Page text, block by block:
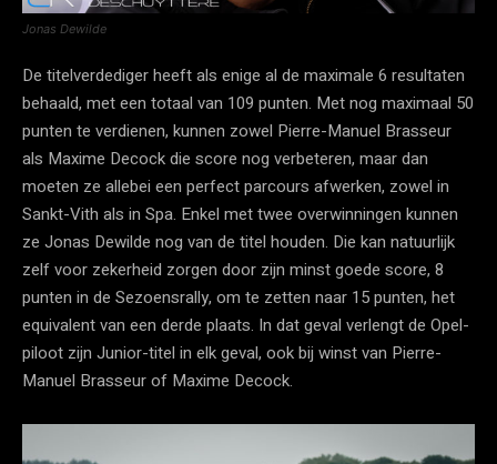
Jonas Dewilde
De titelverdediger heeft als enige al de maximale 6 resultaten
behaald, met een totaal van 109 punten. Met nog maximaal 50
punten te verdienen, kunnen zowel Pierre-Manuel Brasseur
als Maxime Decock die score nog verbeteren, maar dan
moeten ze allebei een perfect parcours afwerken, zowel in
Sankt-Vith als in Spa. Enkel met twee overwinningen kunnen
ze Jonas Dewilde nog van de titel houden. Die kan natuurlijk
zelf voor zekerheid zorgen door zijn minst goede score, 8
punten in de Sezoensrally, om te zetten naar 15 punten, het
equivalent van een derde plaats. In dat geval verlengt de Opel-
piloot zijn Junior-titel in elk geval, ook bij winst van Pierre-
Manuel Brasseur of Maxime Decock.